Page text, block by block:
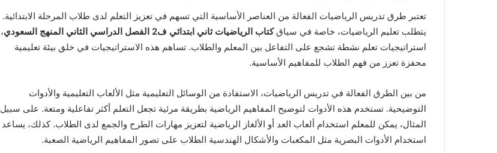
تعتبر طرق تدريس الرياضيات الفعالة من العناصر الأساسية التي تسهم في تعزيز التعلم لدى طلاب المرحلة الابتدائية.
يتطلب تعليم الرياضيات، خاصة في سياقكتاب الرياضيات ثاني ابتدائي ف2 الفصل الدراسي الثاني المنهج السعودي
،
استراتيجيات تعلم نشطة تشجع على التفاعل بين المعلم والطلاب. تساهم هذه الاستراتيجيات في خلق بيئة تعليمية
محفزة تعزز من فهم الطلاب للمفاهيم الأساسية.
من بين الطرق الفعالة في تدريس الرياضيات، الاستفادة من الوسائل التعليمية مثل الألعاب التعليمية والأدوات
التوضيحية. تستخدم هذه الأدوات لتوضيح المفاهيم الرياضية بطريقة مرئية تجعل التعلم أكثر تفاعلية ومتعة. على سبيل
المثال، يمكن للمعلم استخدام ألعاب العد أو الألغاز الرياضية لتعزيز مهارات الطرح والجمع لدى الطلاب. كذلك، يساعد
استخدام الأدوات البصرية مثل المكعبات والأشكال الهندسية الطلاب على تصور المفاهيم الرياضية الصعبة.